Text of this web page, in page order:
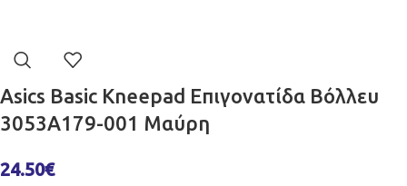
Asics Basic Kneepad Επιγονατίδα Βόλλευ
3053A179-001 Μαύρη
24.50€